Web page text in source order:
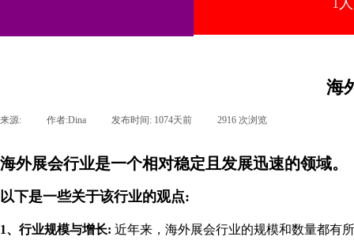
1
海
来源: 作者:Dina 发布时间: 1074天前 2916 次浏览
海外展会行业是一个相对稳定且发展迅速的领域。
以下是一些关于该行业的观点:
1、行业规模与增长: 近年来，海外展会行业的规模和数量都有